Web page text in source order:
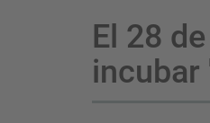
El 28
incubar